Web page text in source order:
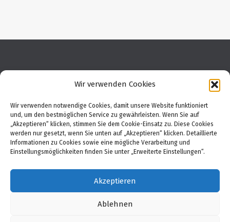
Wir verwenden Cookies
Wir verwenden notwendige Cookies, damit unsere Website funktioniert
und, um den bestmöglichen Service zu gewährleisten. Wenn Sie auf
„Akzeptieren“ klicken, stimmen Sie dem Cookie-Einsatz zu. Diese Cookies
werden nur gesetzt, wenn Sie unten auf „Akzeptieren“ klicken. Detaillierte
Informationen zu Cookies sowie eine mögliche Verarbeitung und
Einstellungsmöglichkeiten finden Sie unter „Erweiterte Einstellungen“.
Akzeptieren
Ablehnen
© 2025 Running Club
Ukrainotschka
All rights reserved
FOLGE UNS
Instagram